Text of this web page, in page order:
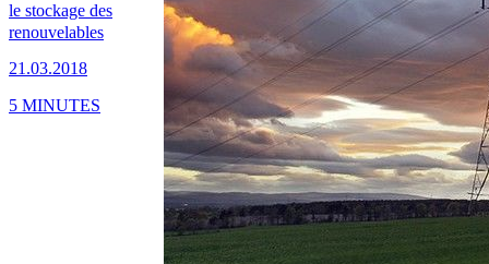
le stockage des
renouvelables
21.03.2018
5 MINUTES